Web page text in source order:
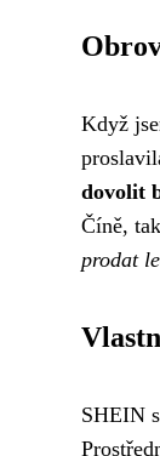
Když
dovolit
Číně,
prodat
SHEIN